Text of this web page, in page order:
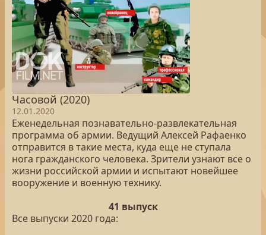
Часовой (2020)
12.01.2020
Еженедельная познавательно-развлекательная
программа об армии. Ведущий Алексей Рафаенко
отправится в такие места, куда еще не ступала
нога гражданского человека. Зрители узнают все о
жизни российской армии и испытают новейшее
вооружение и военную технику.
41 выпуск
Все выпуски 2020 года: